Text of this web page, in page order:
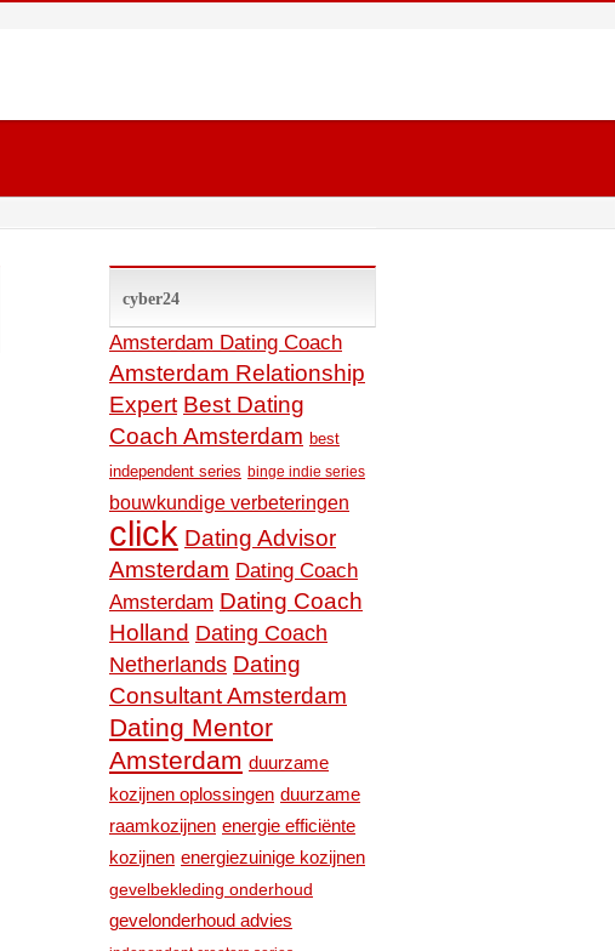
cyber24
Amsterdam Dating Coach
Amsterdam Relationship
Expert Best Dating
Coach Amsterdam best
independent series binge indie series
bouwkundige verbeteringen
click Dating Advisor
Amsterdam Dating Coach
Amsterdam Dating Coach
Holland Dating Coach
Netherlands Dating
Consultant Amsterdam
Dating Mentor
Amsterdam duurzame
kozijnen oplossingen duurzame
raamkozijnen energie efficiënte
kozijnen energiezuinige kozijnen
gevelbekleding onderhoud
gevelonderhoud advies